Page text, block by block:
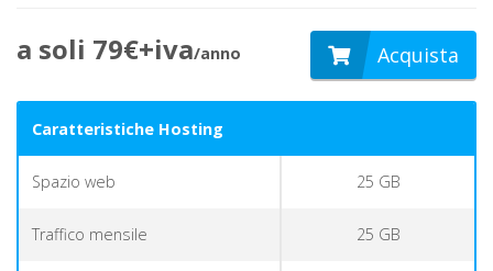
a soli 79€+iva/anno Acquista
Caratteristiche Hosting
Spazio web 25 GB
Traffico mensile 25 GB